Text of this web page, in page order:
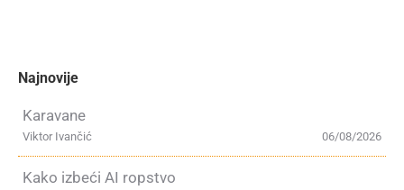
Najnovije
Karavane
06/08/2026
Viktor Ivančić
Kako izbeći AI ropstvo